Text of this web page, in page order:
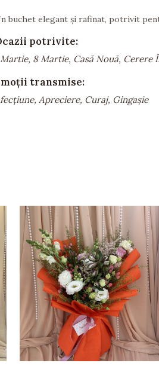
buchet elegant și rafinat, potrivit
potrivite:
Martie, 8 Martie, Casă Nouă,
transmise:
Apreciere, Curaj, Gingașie